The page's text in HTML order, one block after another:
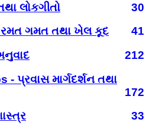
લોકગીતો
30
રમત ગમત તથા ખેલ કૂદ
41
212
પ્રવાસ માર્ગદર્શન તથા
172
33